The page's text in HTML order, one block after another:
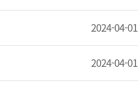
2024-04-01
2024-04-01